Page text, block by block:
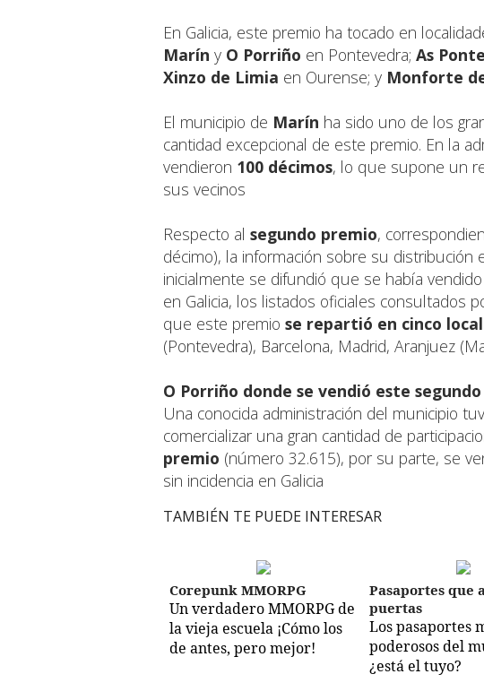
En Galicia, este premio ha tocado en
Marín y O Porriño en Pontevedra; As
Xinzo de Limia en Ourense; y Monforte
El municipio de Marín ha sido uno de los
cantidad excepcional de este premio. En la
vendieron 100 décimos, lo que supone un
sus vecinos
Respecto al segundo premio,
décimo), la información sobre su distribución
inicialmente se difundió que se había
en Galicia, los listados oficiales consultados
que este premio se repartió en cinco
(Pontevedra), Barcelona, Madrid, Aranjuez
O Porriño donde se vendió este
Una conocida administración del municipio
comercializar una gran cantidad de
premio (número 32.615), por su parte, se
sin incidencia en Galicia
TAMBIÉN TE PUEDE INTERESAR
Corepunk MMORPG
Un verdadero MMORPG de
la vieja escuela ¡Cómo los
de antes, pero mejor!
Pasaportes que
puertas
Los pasaportes
poderosos del
¿está el tuyo?